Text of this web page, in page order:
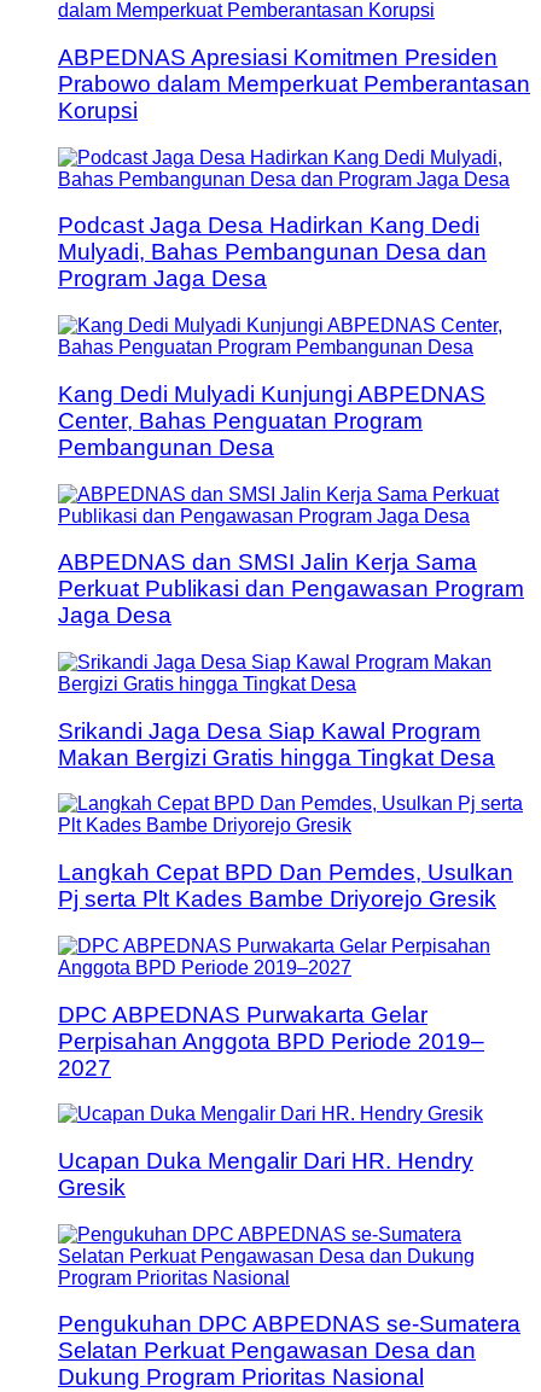
ABPEDNAS Apresiasi Komitmen Presiden
Prabowo dalam Memperkuat Pemberantasan
Korupsi
Podcast Jaga Desa Hadirkan Kang Dedi
Mulyadi, Bahas Pembangunan Desa dan
Program Jaga Desa
Kang Dedi Mulyadi Kunjungi ABPEDNAS
Center, Bahas Penguatan Program
Pembangunan Desa
ABPEDNAS dan SMSI Jalin Kerja Sama
Perkuat Publikasi dan Pengawasan Program
Jaga Desa
Srikandi Jaga Desa Siap Kawal Program
Makan Bergizi Gratis hingga Tingkat Desa
Langkah Cepat BPD Dan Pemdes, Usulkan
Pj serta Plt Kades Bambe Driyorejo Gresik
DPC ABPEDNAS Purwakarta Gelar
Perpisahan Anggota BPD Periode 2019–
2027
Ucapan Duka Mengalir Dari HR. Hendry
Gresik
Pengukuhan DPC ABPEDNAS se-Sumatera
Selatan Perkuat Pengawasan Desa dan
Dukung Program Prioritas Nasional